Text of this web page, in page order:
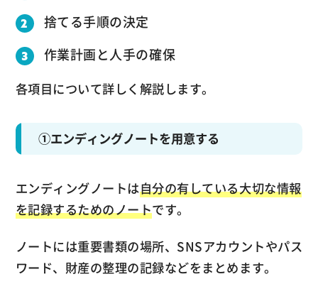
捨てる手順の決定
作業計画と人手の確保
各項目について詳しく解説します。
①エンディングノートを用意する
エンディングノートは自分の有している大切な情報
を記録するためのノートです。
ノートには重要書類の場所、SNSアカウントやパス
ワード、財産の整理の記録などをまとめます。